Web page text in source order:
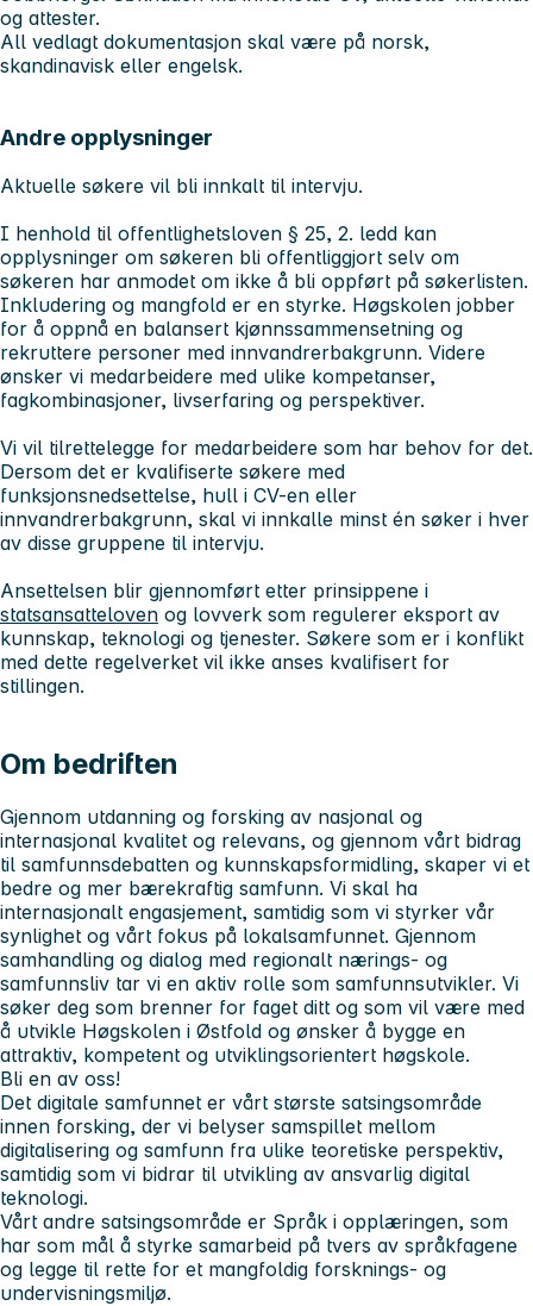
og attester.
All vedlagt dokumentasjon skal være på norsk,
skandinavisk eller engelsk.
Andre opplysninger
Aktuelle søkere vil bli innkalt til intervju.
I henhold til offentlighetsloven § 25, 2. ledd kan
opplysninger om søkeren bli offentliggjort selv om
søkeren har anmodet om ikke å bli oppført på søkerlisten.
Inkludering og mangfold er en styrke. Høgskolen jobber
for å oppnå en balansert kjønnssammensetning og
rekruttere personer med innvandrerbakgrunn. Videre
ønsker vi medarbeidere med ulike kompetanser,
fagkombinasjoner, livserfaring og perspektiver.
Vi vil tilrettelegge for medarbeidere som har behov for det.
Dersom det er kvalifiserte søkere med
funksjonsnedsettelse, hull i CV-en eller
innvandrerbakgrunn, skal vi innkalle minst én søker i hver
av disse gruppene til intervju.
Ansettelsen blir gjennomført etter prinsippene i
statsansatteloven og lovverk som regulerer eksport av
kunnskap, teknologi og tjenester. Søkere som er i konflikt
med dette regelverket vil ikke anses kvalifisert for
stillingen.
Om bedriften
Gjennom utdanning og forsking av nasjonal og
internasjonal kvalitet og relevans, og gjennom vårt bidrag
til samfunnsdebatten og kunnskapsformidling, skaper vi et
bedre og mer bærekraftig samfunn. Vi skal ha
internasjonalt engasjement, samtidig som vi styrker vår
synlighet og vårt fokus på lokalsamfunnet. Gjennom
samhandling og dialog med regionalt nærings- og
samfunnsliv tar vi en aktiv rolle som samfunnsutvikler. Vi
søker deg som brenner for faget ditt og som vil være med
å utvikle Høgskolen i Østfold og ønsker å bygge en
attraktiv, kompetent og utviklingsorientert høgskole.
Bli en av oss!
Det digitale samfunnet er vårt største satsingsområde
innen forsking, der vi belyser samspillet mellom
digitalisering og samfunn fra ulike teoretiske perspektiv,
samtidig som vi bidrar til utvikling av ansvarlig digital
teknologi.
Vårt andre satsingsområde er Språk i opplæringen, som
har som mål å styrke samarbeid på tvers av språkfagene
og legge til rette for et mangfoldig forsknings- og
undervisningsmiljø.